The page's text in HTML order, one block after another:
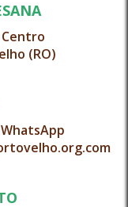
Centro
(RO)